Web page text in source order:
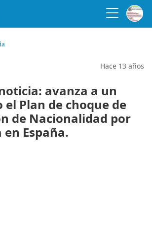
Hace 13 años
avanza a un
Plan de choque de
de Nacionalidad por
en España.